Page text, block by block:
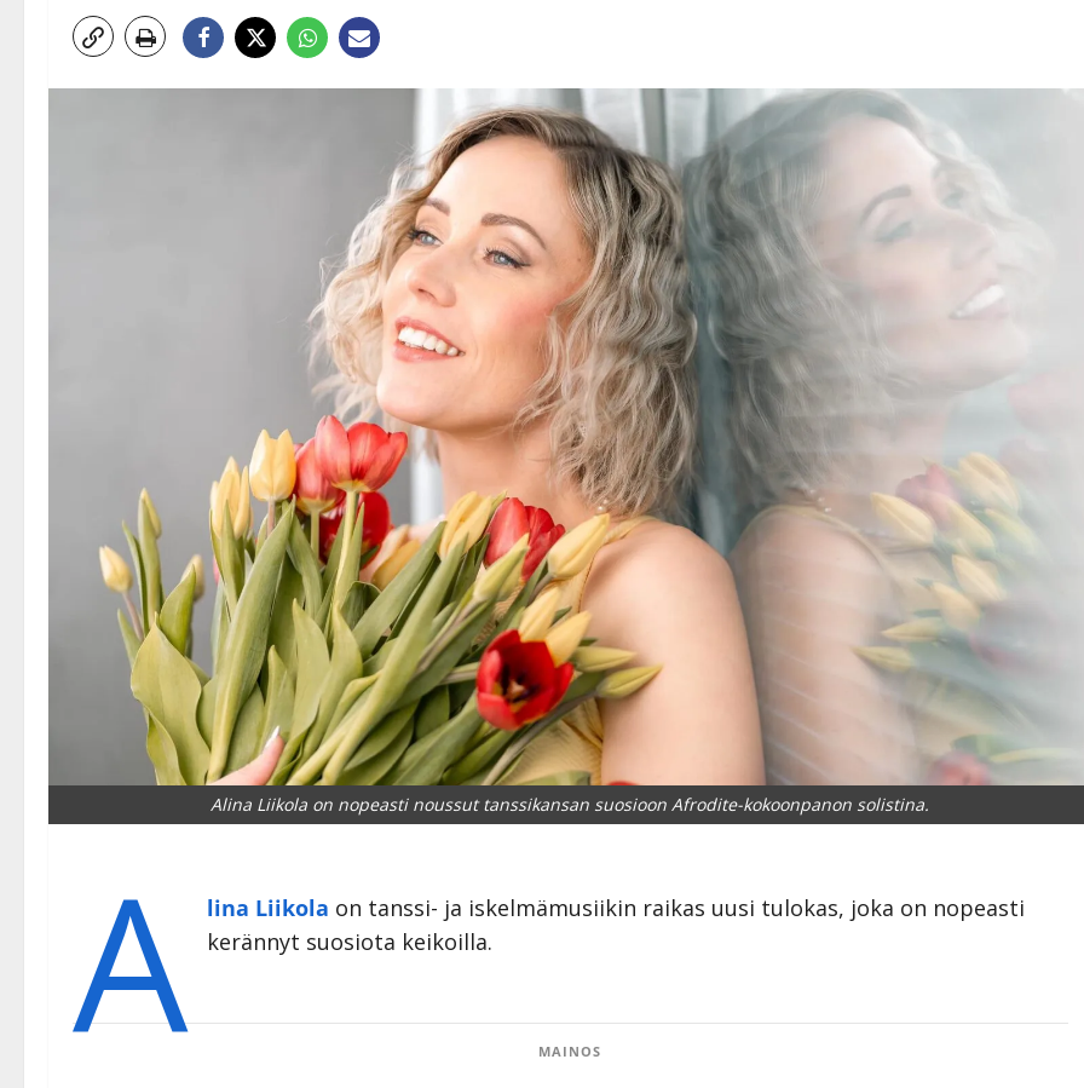
Alina Liikola on nopeasti noussut tanssikansan suosioon Afrodite-kokoonpanon solistina.
A lina Liikola on tanssi- ja iskelmämusiikin raikas uusi tulokas, joka on nopeasti
kerännyt suosiota keikoilla.
MAINOS